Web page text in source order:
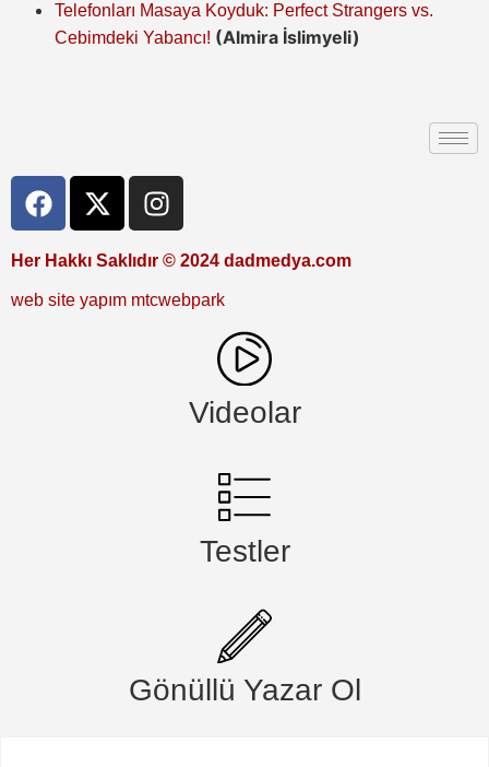
Telefonları Masaya Koyduk: Perfect Strangers vs.
Cebimdeki Yabancı! (Almira İslimyeli)
Her Hakkı Saklıdır © 2024 dadmedya.com
web site yapım mtcwebpark
Videolar
Testler
Gönüllü Yazar Ol